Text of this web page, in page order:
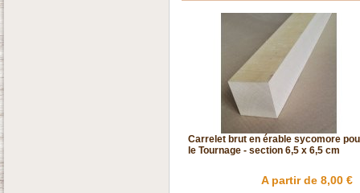
Carrelet brut en érable sycomore
le Tournage - section 6,5 x 6,5 cm
A partir de 8,00 €